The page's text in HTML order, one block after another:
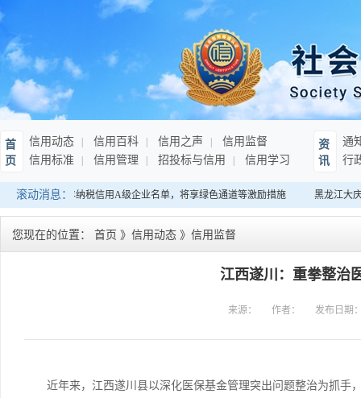
首
页
信用动态 信用百科 信用之声
信用监督
信用标准
信用管理 招投标与信用 信用学习
资
讯
通
行
滚动消息：
发布连续10年纳税信用A级企业名单，将享绿色通道等激励措施 黑龙江大
您现在的位置： 首页 》 信用动态 》 信用监督
江西遂川：重拳整治
来源： 作者： 发布日期
近年来，江西遂川县以深化医保基金管理突出问题整治为抓手